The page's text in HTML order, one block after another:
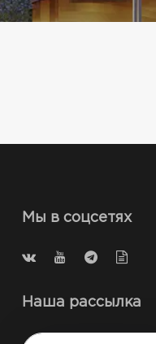
Мы в соцсетях
Наша рассылка